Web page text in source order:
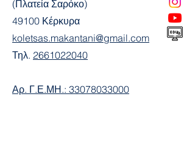
(Πλατεία Σαρόκο)
49100 Κέρκυρα
koletsas.makantani@gmail.com
Τηλ. 2661022040
Αρ. Γ.Ε.ΜΗ.: 33078033000